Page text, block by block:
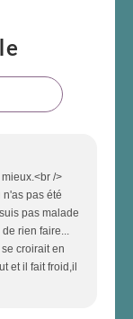
/>
n'as pas été
pas malade
rien faire...
croirait en
et il fait froid,il